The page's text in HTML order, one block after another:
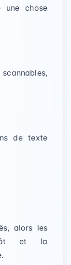
une chose
de texte
alors les
tôt et la